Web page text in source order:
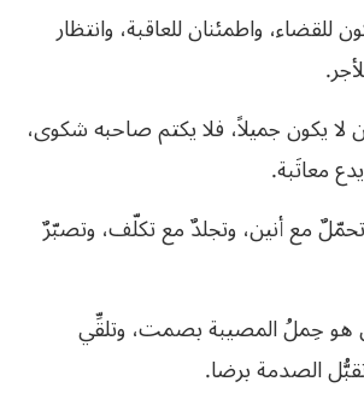
للقضاء، واطمئنانللعاقبة، وانتظار
.
لايكونجميلاً، فلايكتمصاحبهشكوى،
يدعمعاتَبة.
تحمّلٌمعأنين، وتجلدٌمعتكلّف، وتصبّرٌ
هوحِملُالمصيبةبصمت، وتلقِّي
الصدمةبرضا.